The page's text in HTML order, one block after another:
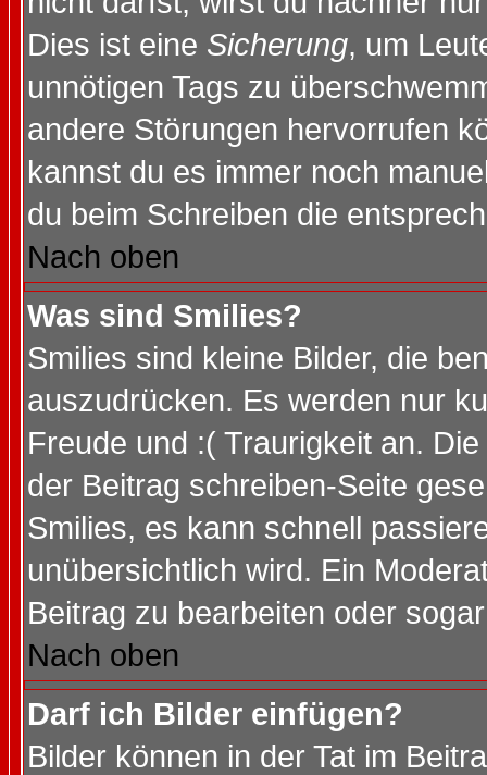
Dies ist eine Sicherung, um
unnötigen Tags zu
andere Störungen hervorrufen
kannst du es immer noch
du beim Schreiben die
Nach oben
Was sind Smilies?
Smilies sind kleine Bilder, die
auszudrücken. Es werden nur
Freude und :( Traurigkeit an.
der Beitrag schreiben-Seite
Smilies, es kann schnell
unübersichtlich wird. Ein
Beitrag zu bearbeiten oder
Nach oben
Darf ich Bilder einfügen?
Bilder können in der Tat im